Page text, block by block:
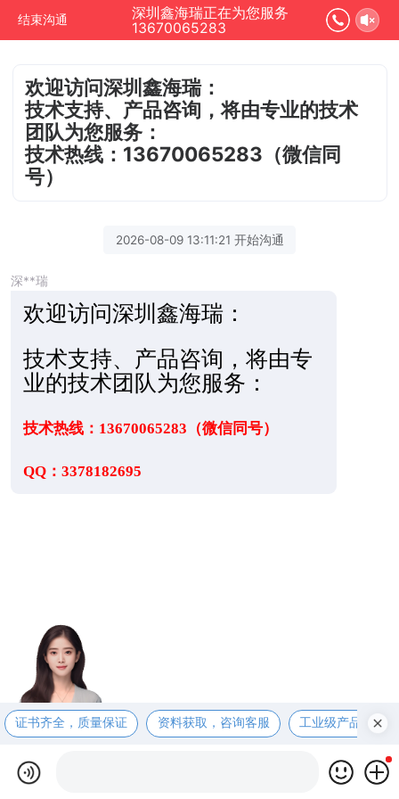
结束沟通
深圳鑫海瑞正在为您服务
13670065283
欢迎访问深圳鑫海瑞：
技术支持、产品咨询，将由专业的技术
团队为您服务：
技术热线：13670065283（微信同
号）
2026-08-09 13:11:21 开始沟通
深**瑞
欢迎访问深圳鑫海瑞：
技术支持、产品咨询，将由专
业的技术团队为您服务：
技术热线：13670065283（微信同号）
QQ：3378182695
证书齐全，质量保证 资料获取，咨询客服 工业级产品，售